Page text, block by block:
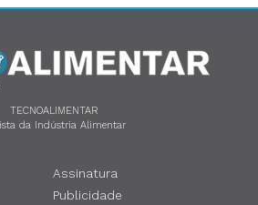
TECNOALIMENTAR
da Indústria Alimentar
Assinatura
Publicidade